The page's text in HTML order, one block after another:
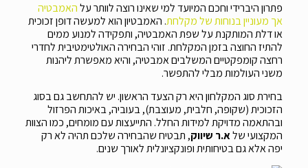
פתרון היברידי וחכם המיועד למי שאינו רוצה לוותר עלהאמבטיה
אך מעוניין בנוחות של מקלחת. האמבטיון הוא למעשה דופן זכוכית
או דלת המותקנת על שפת האמבטיה, ותפקידה למנוע ממים
להתיז החוצה בזמן המקלחת. זוהי הבחירה האולטימטיבית לחדרי
רחצה קומפקטיים המשלבים אמבטיה, והיא מאפשרת ליהנות
משני העולמות מבלי להתפשר.
בחירת סוג המקלחון היא רק הצעד הראשון. יש להתחשב גם בסוג
הזכוכית (שקופה, חלבית, מעוצבת), בעוביה, באיכות הפרזול
ובהתאמה מדויקת למידות החלל. התייעצות עם מומחים, כמו הצוות
המקצועי שלא.ר שיווק, תבטיח שהבחירה שלכם תהיה לא רק
יפה אלא גם בטיחותית ופונקציונלית לאורך שנים.